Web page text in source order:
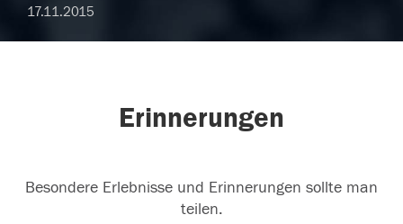
17.11.2015
Erinnerungen
Besondere Erlebnisse und Erinnerungen sollte man
teilen.